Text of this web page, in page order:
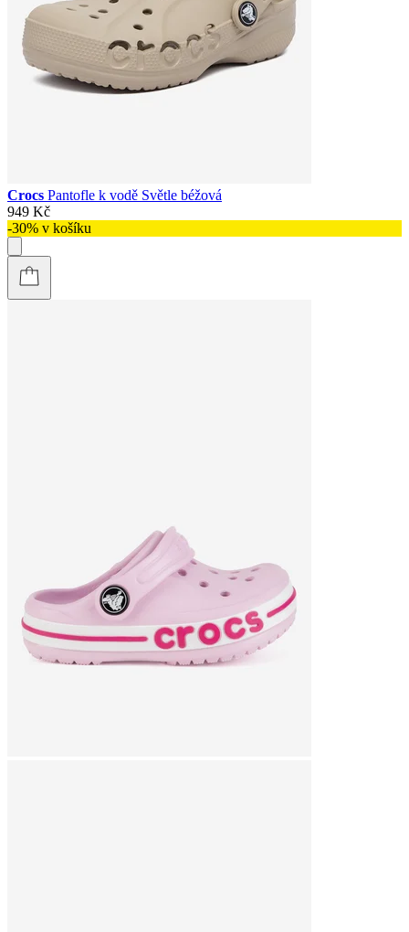
Crocs Pantofle k vodě Světle béžová
949 Kč
-30% v košíku